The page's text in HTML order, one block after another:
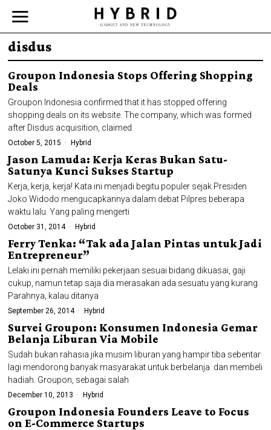
disdus
Groupon Indonesia Stops Offering Shopping
Deals
Groupon Indonesia confirmed that it has stopped offering
shopping deals on its website. The company, which was formed
after Disdus acquisition, claimed
October 5, 2015 Hybrid
Jason Lamuda: Kerja Keras Bukan Satu-
Satunya Kunci Sukses Startup
Kerja, kerja, kerja! Kata ini menjadi begitu populer sejak Presiden
Joko Widodo mengucapkannya dalam debat Pilpres beberapa
waktu lalu. Yang paling mengerti
October 31, 2014 Hybrid
Ferry Tenka: “Tak ada Jalan Pintas untuk Jadi
Entrepreneur”
Lelaki ini pernah memiliki pekerjaan sesuai bidang dikuasai, gaji
cukup, namun tetap saja dia merasakan ada sesuatu yang kurang.
Parahnya, kalau ditanya
September 26, 2014 Hybrid
Survei Groupon: Konsumen Indonesia Gemar
Belanja Liburan Via Mobile
Sudah bukan rahasia jika musim liburan yang hampir tiba sebentar
lagi mendorong banyak masyarakat untuk berbelanja dan membeli
hadiah. Groupon, sebagai salah
December 10, 2013 Hybrid
Groupon Indonesia Founders Leave to Focus
on E-Commerce Startups